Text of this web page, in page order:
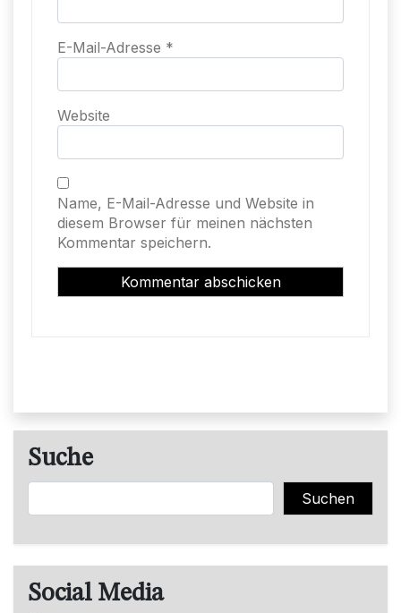
E-Mail-Adresse *
Website
Name, E-Mail-Adresse und Website in
diesem Browser für meinen nächsten
Kommentar speichern.
Suche
Suchen Suchen
Social Media